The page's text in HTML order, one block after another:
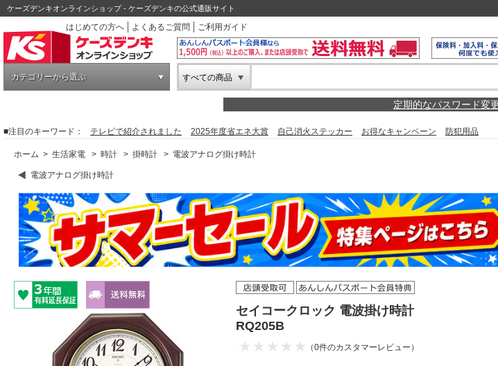
ケーズデンキオンラインショップ - ケーズデンキの公式通販サイト
はじめての方へ
よくあるご質問 ご利用ガイド
カテゴリーから選ぶ すべての商品
定期的なパスワード変
■注目のキーワード： テレビで紹介されました 2025年度省エネ大賞 自己消火ステッカー お得なキャンペーン 防犯用品
ホーム > 生活家電 > 時計 > 掛時計 > 電波アナログ掛け時計
電波アナログ掛け時計
セイコークロック 電波掛け時計
RQ205B
（0件のカスタマーレビュー）